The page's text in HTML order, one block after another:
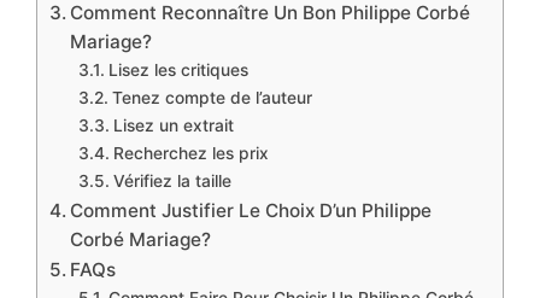
Comment Reconnaître Un Bon Philippe Corbé
Mariage?
Lisez les critiques
Tenez compte de l’auteur
Lisez un extrait
Recherchez les prix
Vérifiez la taille
Comment Justifier Le Choix D’un Philippe
Corbé Mariage?
FAQs